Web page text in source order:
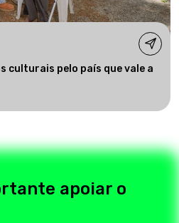
culturais pelo país que vale a
apoiar o